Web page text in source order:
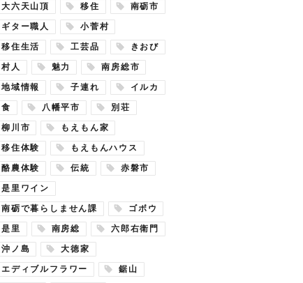
大六天山頂 移住 南砺市
ギター職人 小菅村
移住生活 工芸品 きおび
村人 魅力 南房総市
地域情報 子連れ イルカ
食 八幡平市 別荘
柳川市 もえもん家
移住体験 もえもんハウス
酪農体験 伝統 赤磐市
是里ワイン
南砺で暮らしません課 ゴボウ
是里 南房総 六郎右衛門
沖ノ島 大徳家
エディブルフラワー 鋸山